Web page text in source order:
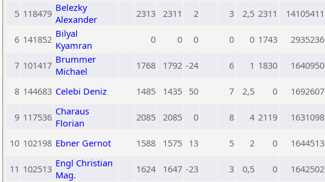
5 118479 Belezky
Alexander
2313 2311 2 3 2,5 2311 14105411
6 141852 Bilyal
Kyamran
0 0 0 0 0 1743 2935236
7 101417 Brummer
Michael
1768 1792 -24 6 1 1830 1640950
8 144683 Celebi Deniz 1485 1435 50 7 2,5 0 1692607
9 117536 Charaus
Florian
2085 2085 0 8 4 2119 1631098
10 102198 Ebner Gernot 1588 1575 13 5 2 0 1644513
11 102513 Engl Christian
Mag.
1624 1647 -23 3 0,5 0 1642502